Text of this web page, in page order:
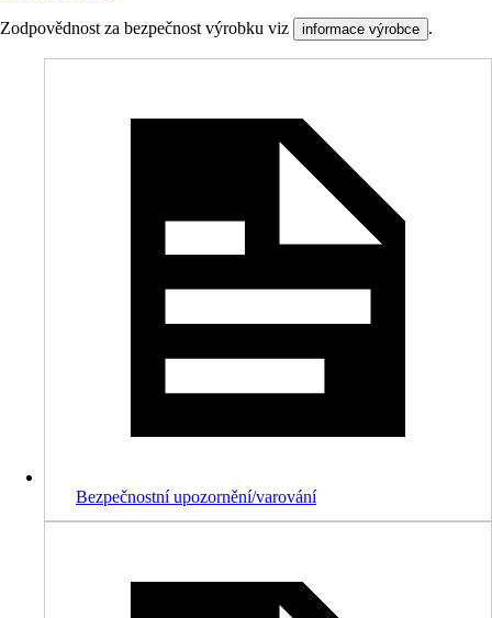
Zodpovědnost za bezpečnost výrobku viz informace výrobce .
Bezpečnostní upozornění/varování